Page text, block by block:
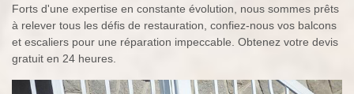
Forts d'une expertise en constante évolution, nous sommes prêts
à relever tous les défis de restauration, confiez-nous vos balcons
et escaliers pour une réparation impeccable. Obtenez votre devis
gratuit en 24 heures.